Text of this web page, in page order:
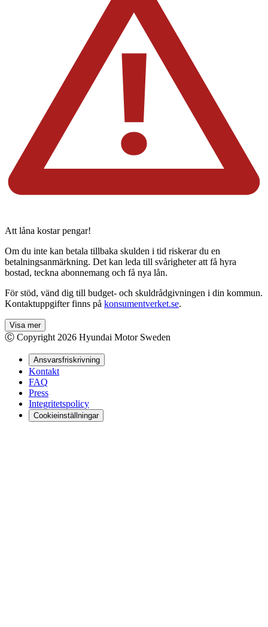
Att låna kostar pengar!
Om du inte kan betala tillbaka skulden i tid riskerar du en
betalningsanmärkning. Det kan leda till svårigheter att få hyra
bostad, teckna abonnemang och få nya lån.
För stöd, vänd dig till budget- och skuldrådgivningen i din kommun.
Kontaktuppgifter finns på konsumentverket.se.
Visa mer
Ⓒ Copyright 2026 Hyundai Motor Sweden
Ansvarsfriskrivning
Kontakt
FAQ
Press
Integritetspolicy
Cookieinställningar